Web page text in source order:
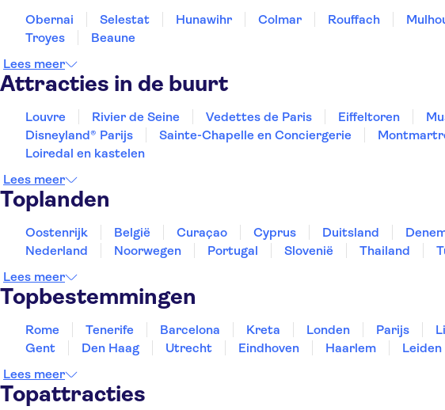
Obernai Selestat Hunawihr Colmar Rouffach
Troyes
Beaune
Lees meer
Attracties in de buurt
Louvre Rivier de Seine Vedettes de Paris Eiffeltoren
Disneyland® Parijs
Sainte-Chapelle en Conciergerie
Loiredal en kastelen
Lees meer
Toplanden
Oostenrijk België Curaçao Cyprus Duitsland
Nederland
Noorwegen Portugal Slovenië Thailand
Lees meer
Topbestemmingen
Rome Tenerife Barcelona Kreta Londen Parijs
Gent
Den Haag Utrecht Eindhoven Haarlem
Leiden
Lees meer
Topattracties